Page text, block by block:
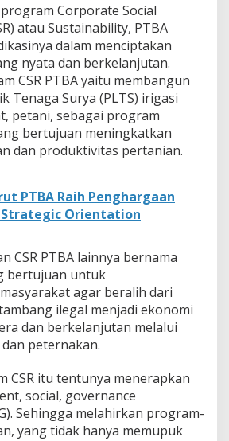
Corporate Social
atau Sustainability, PTBA
dalam menciptakan
nyata dan berkelanjutan.
CSR PTBA yaitu membangun
Tenaga Surya (PLTS) irigasi
petani, sebagai program
bertujuan meningkatkan
dan produktivitas pertanian.
PTBA Raih Penghargaan
Strategic Orientation
CSR PTBA lainnya bernama
bertujuan untuk
agar beralih dari
ilegal menjadi ekonomi
dan berkelanjutan melalui
peternakan.
CSR itu tentunya menerapkan
social, governance
Sehingga melahirkan program-
yang tidak hanya memupuk